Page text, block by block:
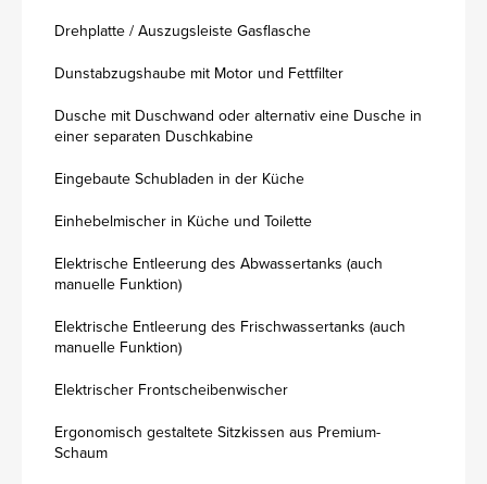
Drehplatte / Auszugsleiste Gasflasche
Dunstabzugshaube mit Motor und Fettfilter
Dusche mit Duschwand oder alternativ eine Dusche in
einer separaten Duschkabine
Eingebaute Schubladen in der Küche
Einhebelmischer in Küche und Toilette
Elektrische Entleerung des Abwassertanks (auch
manuelle Funktion)
Elektrische Entleerung des Frischwassertanks (auch
manuelle Funktion)
Elektrischer Frontscheibenwischer
Ergonomisch gestaltete Sitzkissen aus Premium-
Schaum